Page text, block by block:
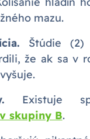
mazu.
Štúdie (2)
že ak sa v
Existuje
skupiny B.